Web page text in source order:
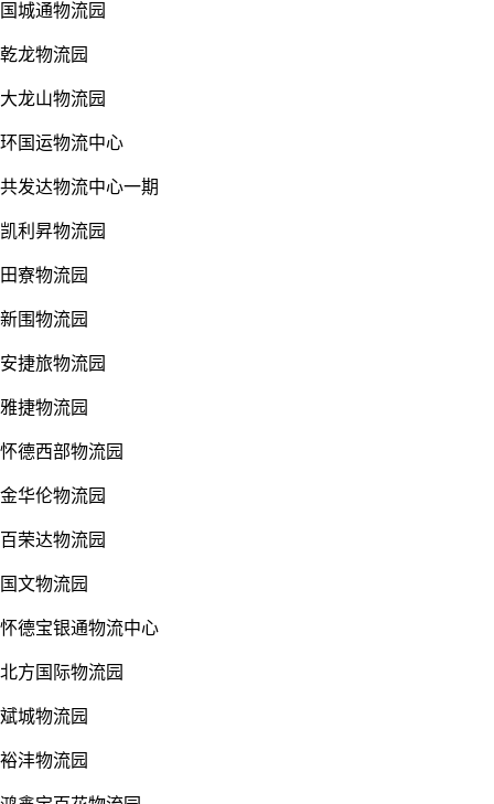
国城通物流园
乾龙物流园
大龙山物流园
环国运物流中心
共发达物流中心一期
凯利昇物流园
田寮物流园
新围物流园
安捷旅物流园
雅捷物流园
怀德西部物流园
金华伦物流园
百荣达物流园
国文物流园
怀德宝银通物流中心
北方国际物流园
斌城物流园
裕沣物流园